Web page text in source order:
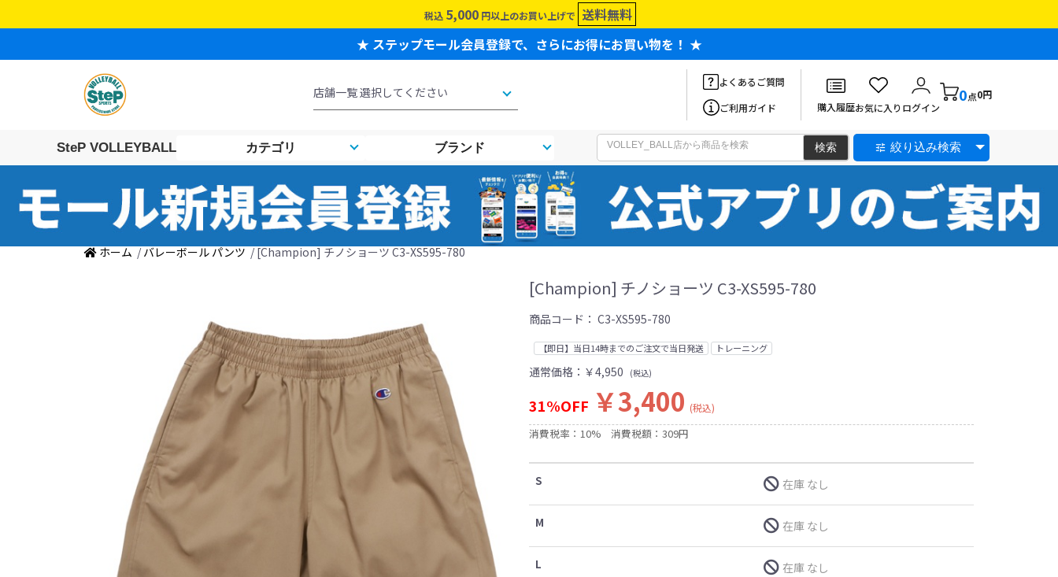
税込 5,000 円以上のお買い上げで 送料無料
★ ステップモール会員登録で、さらにお得にお買い物を！ ★
よくあるご質問
ご利用ガイド
購入履歴お気に入りログイン
0点0円
SteP VOLLEYBALL カテゴリ ブランド 絞り込み検索
ホーム / バレーボール パンツ / [Champion] チノショーツ C3-XS595-780
[Champion] チノショーツ C3-XS595-780
商品コード： C3-XS595-780
【即日】当日14時までのご注文で当日発送 トレーニング
通常価格： ￥4,950 (税込)
31%OFF ￥3,400 (税込)
消費税率：10% 消費税額：309円
S 在庫 なし
M 在庫 なし
L 在庫 なし